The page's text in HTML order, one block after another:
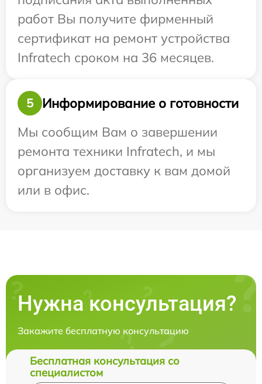
работ Вы получите фирменный
сертификат на ремонт устройства
Infratech сроком на 36 месяцев.
5
Информирование о готовности
Мы сообщим Вам о завершении
ремонта техники Infratech, и мы
организуем доставку к вам домой
или в офис.
Нужна консультация?
Закажите бесплатную консультацию
Бесплатная консультация со
специалистом